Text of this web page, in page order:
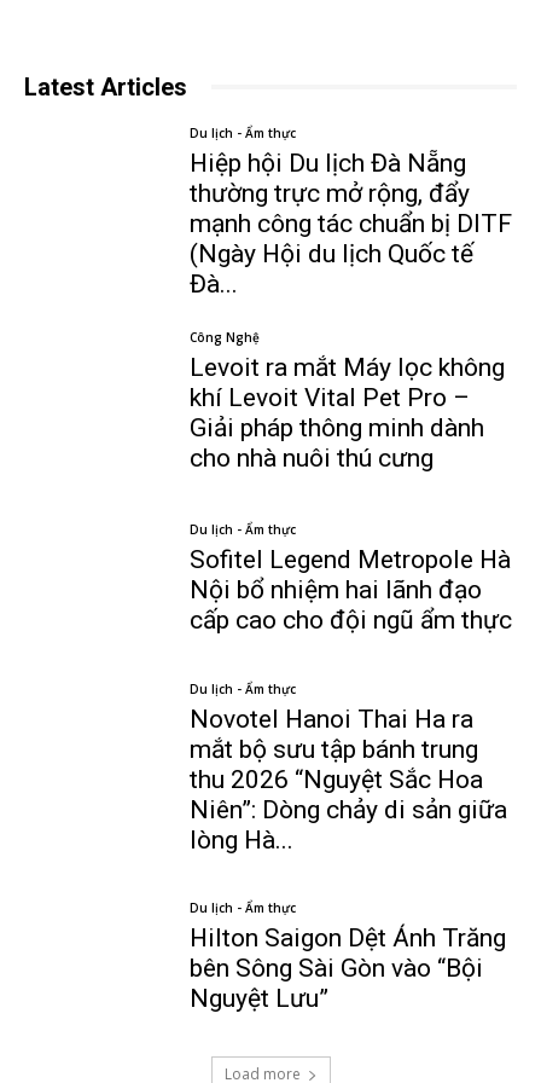
Latest Articles
Du lịch - Ẩm thực
Hiệp hội Du lịch Đà Nẵng
thường trực mở rộng, đẩy
mạnh công tác chuẩn bị DITF
(Ngày Hội du lịch Quốc tế
Đà...
Công Nghệ
Levoit ra mắt Máy lọc không
khí Levoit Vital Pet Pro –
Giải pháp thông minh dành
cho nhà nuôi thú cưng
Du lịch - Ẩm thực
Sofitel Legend Metropole Hà
Nội bổ nhiệm hai lãnh đạo
cấp cao cho đội ngũ ẩm thực
Du lịch - Ẩm thực
Novotel Hanoi Thai Ha ra
mắt bộ sưu tập bánh trung
thu 2026 “Nguyệt Sắc Hoa
Niên”: Dòng chảy di sản giữa
lòng Hà...
Du lịch - Ẩm thực
Hilton Saigon Dệt Ánh Trăng
bên Sông Sài Gòn vào “Bội
Nguyệt Lưu”
Load more